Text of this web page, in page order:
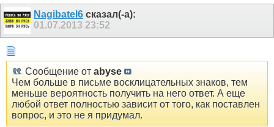
Nagibatel6 сказал(-а):
01.07.2013 23:52
Сообщение от abyse
Чем больше в письме восклицательных знаков, тем
меньше вероятность получить на него ответ. А еще
любой ответ полностью зависит от того, как поставлен
вопрос, и это не я придумал.